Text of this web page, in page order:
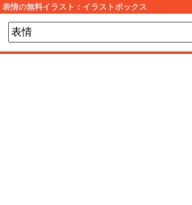
表情の無料イラスト：イラストボックス